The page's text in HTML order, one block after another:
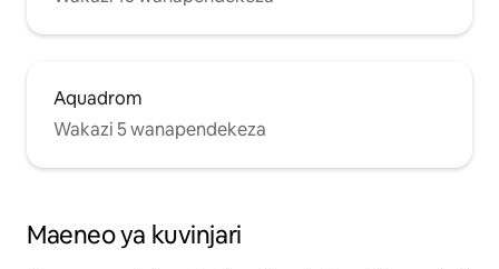
Aquadrom
Wakazi 5 wanapendekeza
Maeneo ya kuvinjari